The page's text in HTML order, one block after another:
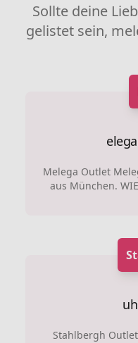
Sollte deine
gelistet sein,
Melega Outlet
aus München. WIE
Stahlbergh